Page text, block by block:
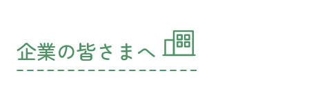
企業の皆さまへ